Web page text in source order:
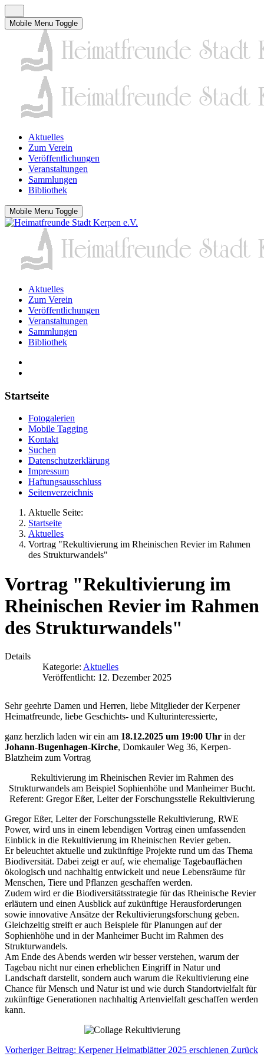
Mobile Menu Toggle
Aktuelles
Zum Verein
Veröffentlichungen
Veranstaltungen
Sammlungen
Bibliothek
Mobile Menu Toggle
Aktuelles
Zum Verein
Veröffentlichungen
Veranstaltungen
Sammlungen
Bibliothek
Startseite
Fotogalerien
Mobile Tagging
Kontakt
Suchen
Datenschutzerklärung
Impressum
Haftungsausschluss
Seitenverzeichnis
Aktuelle Seite:
Startseite
Aktuelles
Vortrag "Rekultivierung im Rheinischen Revier im Rahmen
des Strukturwandels"
Vortrag "Rekultivierung im
Rheinischen Revier im Rahmen
des Strukturwandels"
Details
Kategorie: Aktuelles
Veröffentlicht: 12. Dezember 2025
Sehr geehrte Damen und Herren, liebe Mitglieder der Kerpener
Heimatfreunde, liebe Geschichts- und Kulturinteressierte,
ganz herzlich laden wir ein am 18.12.2025 um 19:00 Uhr in der
Johann-Bugenhagen-Kirche, Domkauler Weg 36, Kerpen-
Blatzheim zum Vortrag
Rekultivierung im Rheinischen Revier im Rahmen des
Strukturwandels am Beispiel Sophienhöhe und Manheimer Bucht.
Referent: Gregor Eßer, Leiter der Forschungsstelle Rekultivierung
Gregor Eßer, Leiter der Forschungsstelle Rekultivierung, RWE
Power, wird uns in einem lebendigen Vortrag einen umfassenden
Einblick in die Rekultivierung im Rheinischen Revier geben.
Er beleuchtet aktuelle und zukünftige Projekte rund um das Thema
Biodiversität. Dabei zeigt er auf, wie ehemalige Tagebauflächen
ökologisch und nachhaltig entwickelt und neue Lebensräume für
Menschen, Tiere und Pflanzen geschaffen werden.
Zudem wird er die Biodiversitätsstrategie für das Rheinische Revier
erläutern und einen Ausblick auf zukünftige Herausforderungen
sowie innovative Ansätze der Rekultivierungsforschung geben.
Gleichzeitig streift er auch Beispiele für Planungen auf der
Sophienhöhe und in der Manheimer Bucht im Rahmen des
Strukturwandels.
Am Ende des Abends werden wir besser verstehen, warum der
Tagebau nicht nur einen erheblichen Eingriff in Natur und
Landschaft darstellt, sondern auch warum die Rekultivierung eine
Chance für Mensch und Natur ist und wie durch Standortvielfalt für
zukünftige Generationen nachhaltig Artenvielfalt geschaffen werden
kann.
Vorheriger Beitrag: Kerpener Heimatblätter 2025 erschienen Zurück